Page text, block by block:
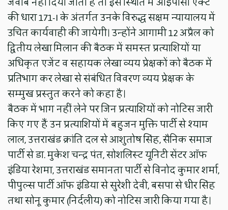
की धारा 171-I के अंतर्गत उनके विरुद्ध सक्षम न्यायालय में
उचित कार्यवाही की जायेगी। उन्होंने आगामी 12 अप्रैल को
द्वितीय लेखा मिलान की बैठक में समस्त प्रत्याशियों या
अधिकृत एजेंट व सहायक लेखा व्यय प्रेक्षकों को बैठक में
प्रतिभाग कर लेखा से संबंधित विवरण व्यय प्रेक्षक के
सम्मुख प्रस्तुत करने को कहा है।
बैठक में भाग नहीं लेने पर जिन प्रत्याशियों को नोटिस जारी
किए गए हैं उन प्रत्याशियों में बहुजन मुक्ति पार्टी से श्याम
लाल, उत्तराखंड क्रांति दल से आशुतोष सिंह, सैनिक समाज
पार्टी से डा. मुकेश चन्द्र पंत, सोशलिस्ट यूनिटी सेंटर ऑफ
इंडिया रेशमा, उत्तराखंड समानता पार्टी से विनोद कुमार शर्मा,
पीपुल्स पार्टी ऑफ इंडिया से सुरेशी देवी, बसपा से धीर सिंह
तथा सोनू कुमार (निर्दलीय) को नोटिस जारी किया गया है।